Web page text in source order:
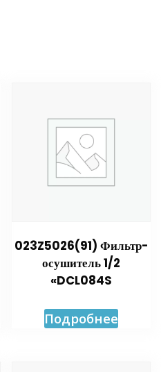
023Z5026(91) Фильтр-
осушитель 1/2
«DCL084S
Подробнее